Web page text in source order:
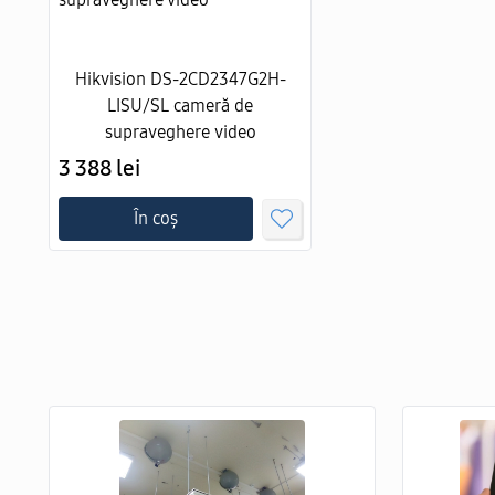
Hikvision DS-2CD2347G2H-
LISU/SL cameră de
supraveghere video
3 388 lei
În coș